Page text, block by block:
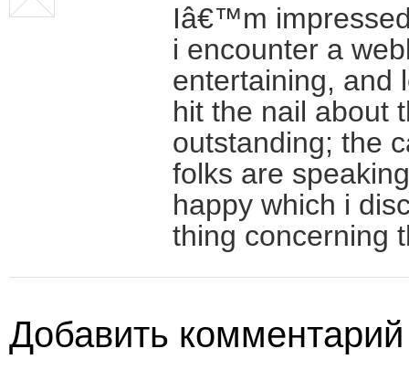
Iâ€™m
i encounter a
entertaining, and
hit the nail about
outstanding; the
folks are
happy which i
thing concerning
Добавить комментарий